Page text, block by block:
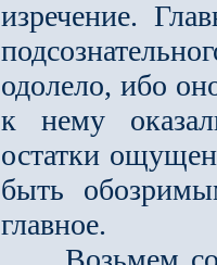
изречение.
одолело, ибо
к нему
остатки
быть
главное.